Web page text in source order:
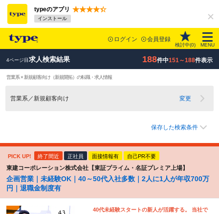
typeのアプリ
インストール
ログイン 会員登録
検討中(0) MENU
4ページ目求人検索結果 188件中151～188件表示
営業系 × 新規顧客向け（新規開拓）の転職・求人情報
営業系／新規顧客向け 変更
保存した検索条件
PICK UP! 終了間近 正社員 面接情報有 自己PR不要
東建コーポレーション株式会社【東証プライム・名証プレミア上場】
企画営業｜未経験OK｜40～50代入社多数｜2人に1人が年収700万
円｜退職金制度有
40代未経験スタートの新人が活躍する。 当社で